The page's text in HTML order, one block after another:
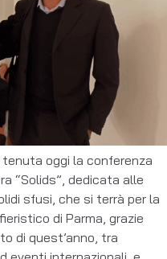
tenuta oggi la conferenza
“Solids”, dedicata alle
sfusi, che si terrà per la
di Parma, grazie
di quest’anno, tra